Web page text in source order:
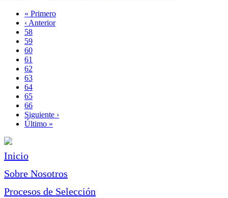
Paginación
Primera
página
« Primero
Página
anterior
‹ Anterior
Page
58
Page
59
Page
60
Page
61
Página
actual
62
Page
63
Page
64
Page
65
Page
66
Siguiente
página
Siguiente ›
Última
Último »
Inicio
Sobre Nosotros
Procesos de Selección